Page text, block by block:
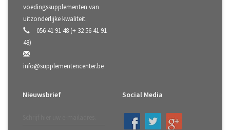
voedingssupplementen van
uitzonderlijke kwaliteit.
056 41 91 48 (+ 32 56 41 91
48)
info@supplementencenter.be
Nieuwsbrief Social Media